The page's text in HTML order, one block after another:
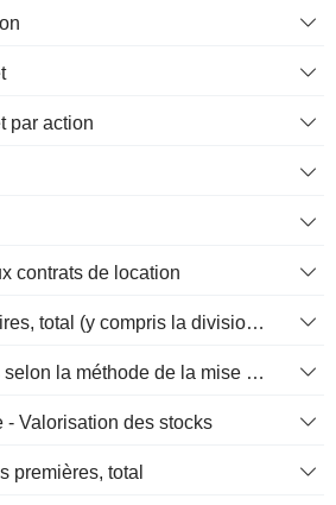
par action
contrats de location
Intérêts minoritaires, total (y compris la division financière)
Investissements selon la méthode de la mise en équivalence, total
- Valorisation des stocks
premières, total